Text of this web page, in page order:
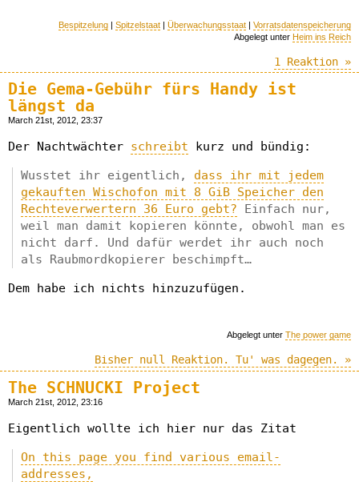
Bespitzelung | Spitzelstaat | Überwachungsstaat | Vorratsdatenspeicherung
Abgelegt unter Heim ins Reich
1 Reaktion »
Die Gema-Gebühr fürs Handy ist
längst da
March 21st, 2012, 23:37
Der Nachtwächter schreibt kurz und bündig:
Wusstet ihr eigentlich, dass ihr mit jedem
gekauften Wischofon mit 8 GiB Speicher den
Rechteverwertern 36 Euro gebt? Einfach nur,
weil man damit kopieren könnte, obwohl man es
nicht darf. Und dafür werdet ihr auch noch
als Raubmordkopierer beschimpft…
Dem habe ich nichts hinzuzufügen.
Abgelegt unter The power game
Bisher null Reaktion. Tu' was dagegen. »
The SCHNUCKI Project
March 21st, 2012, 23:16
Eigentlich wollte ich hier nur das Zitat
On this page you find various email-
addresses,